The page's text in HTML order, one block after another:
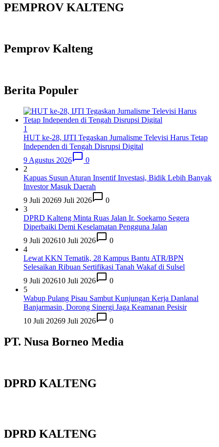
PEMPROV KALTENG
Pemprov Kalteng
Berita Populer
1
HUT ke-28, IJTI Tegaskan Jurnalisme Televisi Harus Tetap
Independen di Tengah Disrupsi Digital
9 Agustus 2026
0
2
Kapuas Susun Aturan Insentif Investasi, Bidik Lebih Banyak
Investor Masuk Daerah
9 Juli 20269 Juli 2026
0
3
DPRD Kalteng Minta Ruas Jalan Ir. Soekarno Segera
Diperbaiki Demi Keselamatan Pengguna Jalan
9 Juli 202610 Juli 2026
0
4
Lewat KKN Tematik, 28 Kampus Bantu ATR/BPN
Selesaikan Ribuan Sertifikasi Tanah Wakaf di Sulsel
9 Juli 202610 Juli 2026
0
5
Wabup Pulang Pisau Sambut Kunjungan Kerja Danlanal
Banjarmasin, Dorong Sinergi Jaga Keamanan Pesisir
10 Juli 20269 Juli 2026 0
PT. Nusa Borneo Media
DPRD KALTENG
DPRD KALTENG